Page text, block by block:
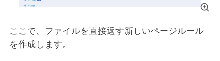
ここで、ファイルを直接返す新しいページルール
を作成します。